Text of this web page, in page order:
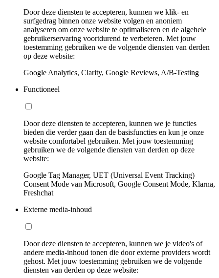
Door deze diensten te accepteren, kunnen we klik- en
surfgedrag binnen onze website volgen en anoniem
analyseren om onze website te optimaliseren en de algehele
gebruikerservaring voortdurend te verbeteren. Met jouw
toestemming gebruiken we de volgende diensten van derden
op deze website:
Google Analytics, Clarity, Google Reviews, A/B-Testing
Functioneel
Door deze diensten te accepteren, kunnen we je functies
bieden die verder gaan dan de basisfuncties en kun je onze
website comfortabel gebruiken. Met jouw toestemming
gebruiken we de volgende diensten van derden op deze
website:
Google Tag Manager, UET (Universal Event Tracking)
Consent Mode van Microsoft, Google Consent Mode, Klarna,
Freshchat
Externe media-inhoud
Door deze diensten te accepteren, kunnen we je video's of
andere media-inhoud tonen die door externe providers wordt
gehost. Met jouw toestemming gebruiken we de volgende
diensten van derden op deze website: